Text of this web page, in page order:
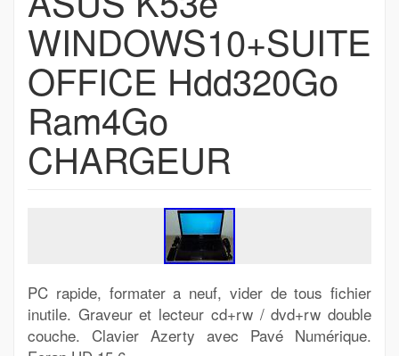
WINDOWS10+SUITE
OFFICE Hdd320Go
Ram4Go
CHARGEUR
PC rapide, formater a neuf, vider de tous fichier
inutile. Graveur et lecteur cd+rw / dvd+rw double
couche. Clavier Azerty avec Pavé Numérique.